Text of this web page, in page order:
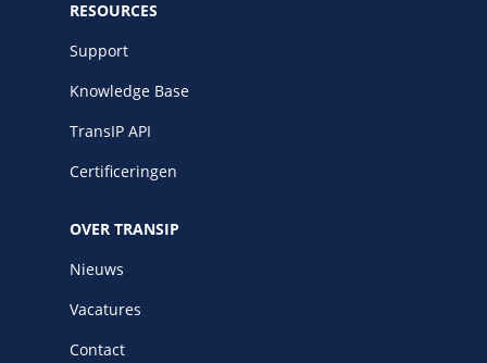
RESOURCES
Support
Knowledge Base
TransIP API
Certificeringen
OVER TRANSIP
Nieuws
Vacatures
Contact